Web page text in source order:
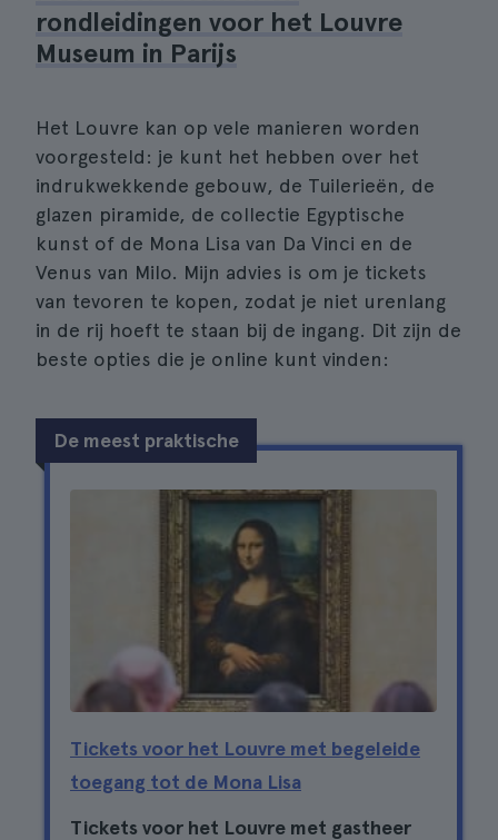
rondleidingen voor het Louvre
Museum in Parijs
Het Louvre kan op vele manieren worden
voorgesteld: je kunt het hebben over het
indrukwekkende gebouw, de Tuilerieën, de
glazen piramide, de collectie Egyptische
kunst of de Mona Lisa van Da Vinci en de
Venus van Milo. Mijn advies is om je tickets
van tevoren te kopen, zodat je niet urenlang
in de rij hoeft te staan bij de ingang. Dit zijn de
beste opties die je online kunt vinden:
De meest praktische
Tickets voor het Louvre met begeleide
toegang tot de Mona Lisa
Tickets voor het Louvre met gastheer